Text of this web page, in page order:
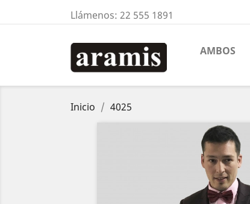
Llámenos: 22 555 1891
AMBOS
Inicio 4025